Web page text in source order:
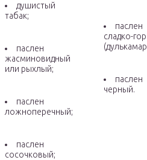
душистый
табак;
паслен
жасминовидный
или рыхлый;
паслен
ложноперечный;
паслен
сосочковый;
паслен
сладко-
паслен
черный.